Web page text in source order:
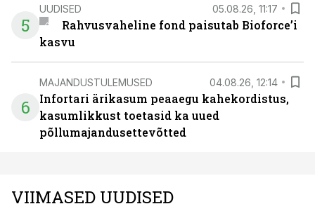
5
UUDISED 05.08.26, 11:17
Rahvusvaheline fond paisutab Bioforce’i
kasvu
6
MAJANDUSTULEMUSED 04.08.26, 12:14
Infortari ärikasum peaaegu kahekordistus,
kasumlikkust toetasid ka uued
põllumajandusettevõtted
VIIMASED UUDISED